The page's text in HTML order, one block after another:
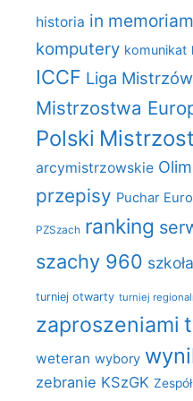
historia in memoriam
komputery komunikat
ICCF Liga Mistrzów
Mistrzostwa
Polski
arcymistrzowskie
przepisy Puchar
PZSzach ranking
szachy 960 szkoła
turniej otwarty turniej
zaproszeniami
weteran wybory
zebranie KSzGK